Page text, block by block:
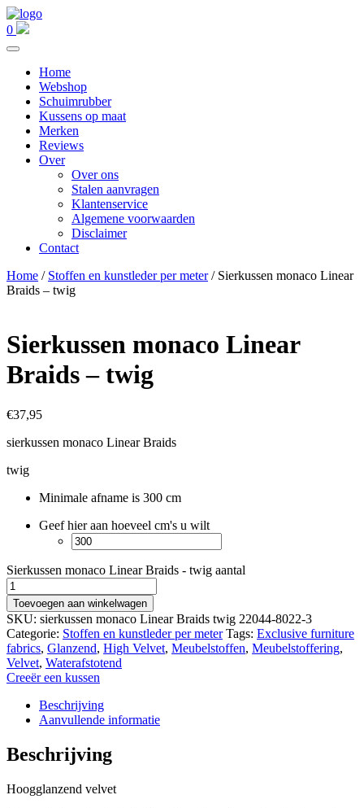
0
Home
Webshop
Schuimrubber
Kussens op maat
Merken
Reviews
Over
Over ons
Stalen aanvragen
Klantenservice
Algemene voorwaarden
Disclaimer
Contact
Home / Stoffen en kunstleder per meter/ Sierkussen monaco Linear
Braids – twig
Sierkussen monaco Linear
Braids – twig
€37,95
sierkussen monaco Linear Braids
twig
Minimale afname is 300 cm
Geef hier aan hoeveel cm's u wilt
Sierkussen monaco Linear Braids - twig aantal
Toevoegen aan winkelwagen
SKU: sierkussen monaco Linear Braids twig 22044-8022-3
Categorie: Stoffen en kunstleder per meter Tags: Exclusive furniture
fabrics, Glanzend, High Velvet, Meubelstoffen, Meubelstoffering,
Velvet, Waterafstotend
Creeër een kussen
Beschrijving
Aanvullende informatie
Beschrijving
Hoogglanzend velvet